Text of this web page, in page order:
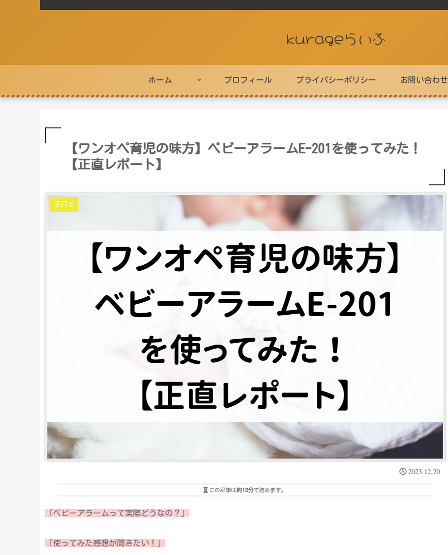
kurageらいふ
ホーム プロフィール プライバシーポリシー お問い合わせ
【ワンオペ育児の味方】ベビーアラームE-201を使ってみた！
【正直レポート】
子育て
2023.12.20
この記事は約10分で読めます。
「ベビーアラームって実際どうなの？」
「使ってみた感想が聞きたい！」